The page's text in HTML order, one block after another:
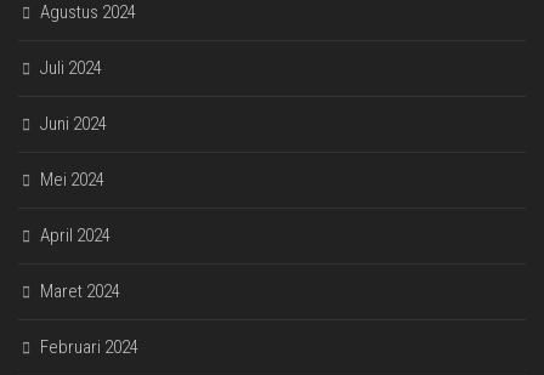
Agustus 2024
Juli 2024
Juni 2024
Mei 2024
April 2024
Maret 2024
Februari 2024